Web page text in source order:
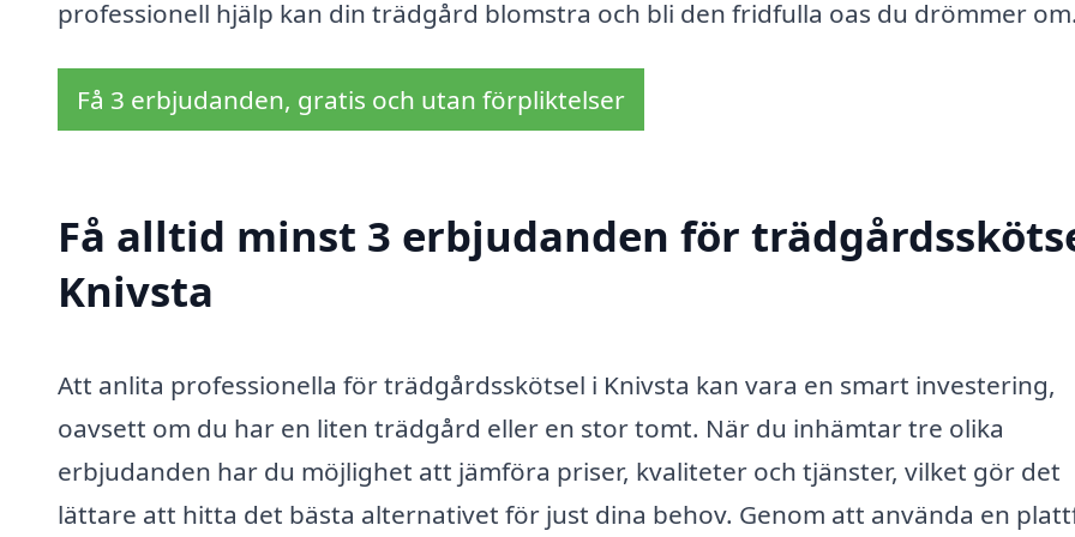
professionell hjälp kan din trädgård blomstra och bli den fridfulla oas du drömmer om.
Få 3 erbjudanden, gratis och utan förpliktelser
Få alltid minst 3 erbjudanden för
Knivsta
Att anlita professionella för trädgårdsskötsel i Knivsta kan vara en smart investering,
oavsett om du har en liten trädgård eller en stor tomt. När du inhämtar tre olika
erbjudanden har du möjlighet att jämföra priser, kvaliteter och tjänster, vilket gör det
lättare att hitta det bästa alternativet för just dina behov. Genom att använda en